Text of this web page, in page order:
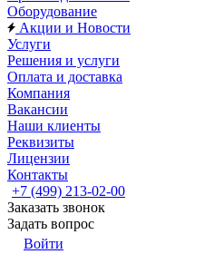
Оборудование
Акции и Новости
Услуги
Решения и услуги
Оплата и доставка
Компания
Вакансии
Наши клиенты
Реквизиты
Лицензии
Контакты
+7 (499) 213-02-00
Заказать звонок
Задать вопрос
Войти